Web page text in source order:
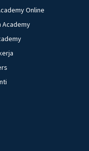
Online
Academy